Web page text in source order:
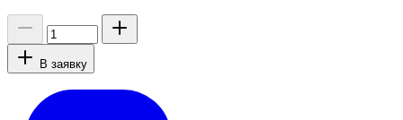
В заявку